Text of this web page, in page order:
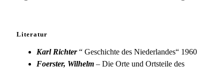
Literatur
Karl Richter“ Geschichte des Niederlandes“ 1960
Foerster, Wilhelm – Die Orte und Ortsteile des